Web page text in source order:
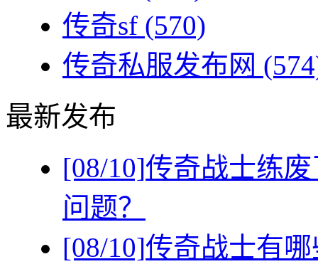
传奇sf (570)
传奇私服发布网
最新发布
[08/10]传奇战士练
问题？
[08/10]传奇战士有